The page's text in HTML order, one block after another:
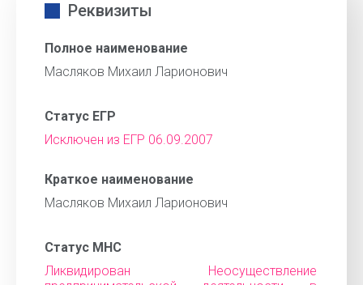
Реквизиты
Полное наименование
Масляков Михаил Ларионович
Статус ЕГР
Исключен из ЕГР 06.09.2007
Краткое наименование
Масляков Михаил Ларионович
Статус МНС
Ликвидирован Неосуществление